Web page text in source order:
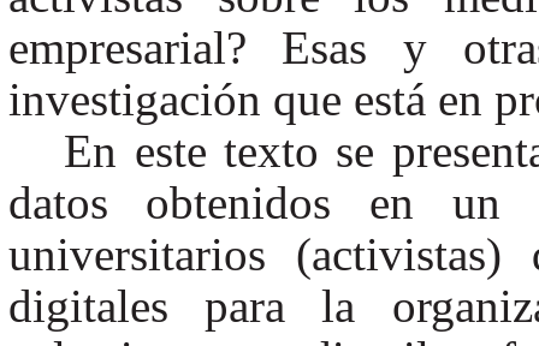
empresarial? Esas y
investigación que está en
En este texto se
datos obtenidos en un
universitarios (activistas)
digitales para la